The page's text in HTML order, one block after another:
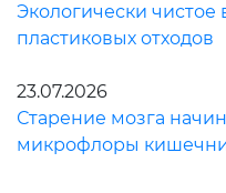
Экологически
пластиковых отходов
23.07.2026
Старение мозга
микрофлоры